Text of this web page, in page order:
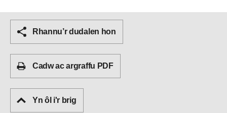
Rhannu’r dudalen hon
Cadw ac argraffu PDF
Yn ôl i'r brig